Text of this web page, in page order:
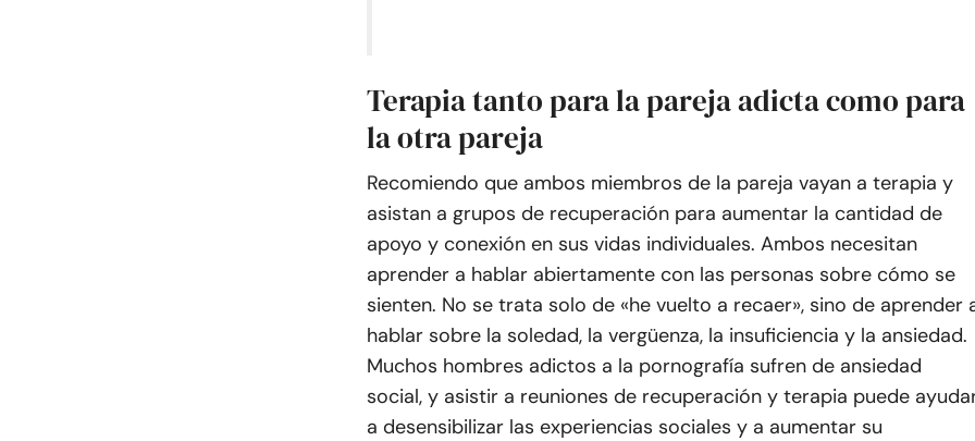
Terapia tanto para la pareja adicta como para
la otra pareja
Recomiendo que ambos miembros de la pareja vayan a terapia y
asistan a grupos de recuperación para aumentar la cantidad de
apoyo y conexión en sus vidas individuales. Ambos necesitan
aprender a hablar abiertamente con las personas sobre cómo se
sienten. No se trata solo de «he vuelto a recaer», sino de aprender
hablar sobre la soledad, la vergüenza, la insuficiencia y la ansiedad.
Muchos hombres adictos a la pornografía sufren de ansiedad
social, y asistir a reuniones de recuperación y terapia puede
a desensibilizar las experiencias sociales y a aumentar su